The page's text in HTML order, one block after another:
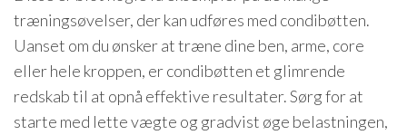
træningsøvelser, der kan udføres med condibøtten.
Uanset om du ønsker at træne dine ben, arme, core
eller hele kroppen, er condibøtten et glimrende
redskab til at opnå effektive resultater. Sørg for at
starte med lette vægte og gradvist øge belastningen,